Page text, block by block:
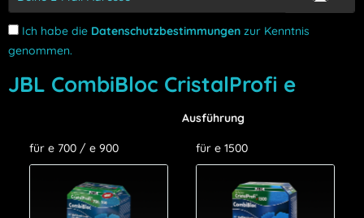
Ich habe die Datenschutzbestimmungen zur Kenntnis
genommen.
JBL CombiBloc CristalProfi e
Ausführung
für e 700 / e 900 für e 1500